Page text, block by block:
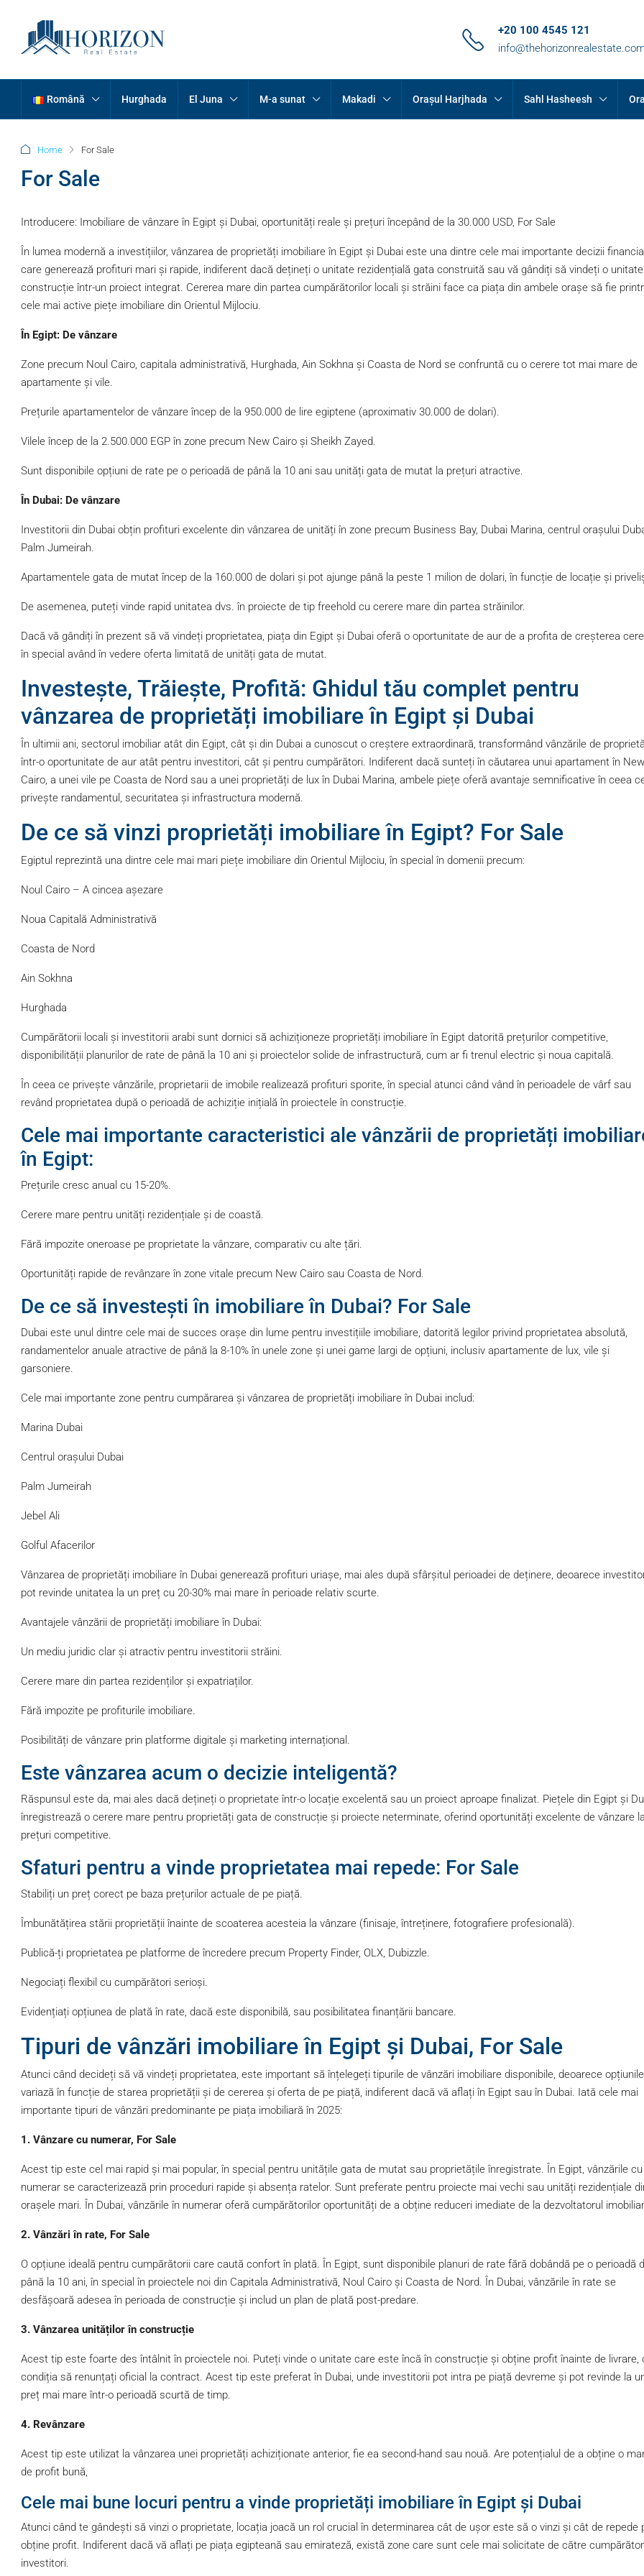
+20 100 4545 121
Română Hurghada El Juna M-a sunat Makadi Orașul Harjhada Sahl Hasheesh
Home For Sale
For Sale
Introducere: Imobiliare de vânzare în Egipt și Dubai, oportunități reale și prețuri începând de la 30.000 USD, For Sale
În lumea modernă a investițiilor, vânzarea de proprietăți imobiliare în Egipt și Dubai este una dintre cele mai importante decizii
care generează profituri mari și rapide, indiferent dacă dețineți o unitate rezidențială gata construită sau vă gândiți să vindeți o
construcție într-un proiect integrat. Cererea mare din partea cumpărătorilor locali și străini face ca piața din ambele orașe să fie
cele mai active piețe imobiliare din Orientul Mijlociu.
În Egipt: De vânzare
Zone precum Noul Cairo, capitala administrativă, Hurghada, Ain Sokhna și Coasta de Nord se confruntă cu o cerere tot mai mare de
apartamente și vile.
Prețurile apartamentelor de vânzare încep de la 950.000 de lire egiptene (aproximativ 30.000 de dolari).
Vilele încep de la 2.500.000 EGP în zone precum New Cairo și Sheikh Zayed.
Sunt disponibile opțiuni de rate pe o perioadă de până la 10 ani sau unități gata de mutat la prețuri atractive.
În Dubai: De vânzare
Investitorii din Dubai obțin profituri excelente din vânzarea de unități în zone precum Business Bay, Dubai Marina, centrul orașului
Palm Jumeirah.
Apartamentele gata de mutat încep de la 160.000 de dolari și pot ajunge până la peste 1 milion de dolari, în funcție de locație și
De asemenea, puteți vinde rapid unitatea dvs. în proiecte de tip freehold cu cerere mare din partea străinilor.
Dacă vă gândiți în prezent să vă vindeți proprietatea, piața din Egipt și Dubai oferă o oportunitate de aur de a profita de creșterea
în special având în vedere oferta limitată de unități gata de mutat.
Investește, Trăiește, Profită: Ghidul tău complet pentru
vânzarea de proprietăți imobiliare în Egipt și Dubai
În ultimii ani, sectorul imobiliar atât din Egipt, cât și din Dubai a cunoscut o creștere extraordinară, transformând vânzările de
într-o oportunitate de aur atât pentru investitori, cât și pentru cumpărători. Indiferent dacă sunteți în căutarea unui apartament în New
Cairo, a unei vile pe Coasta de Nord sau a unei proprietăți de lux în Dubai Marina, ambele piețe oferă avantaje semnificative în ceea
privește randamentul, securitatea și infrastructura modernă.
De ce să vinzi proprietăți imobiliare în Egipt? For Sale
Egiptul reprezintă una dintre cele mai mari piețe imobiliare din Orientul Mijlociu, în special în domenii precum:
Noul Cairo – A cincea așezare
Noua Capitală Administrativă
Coasta de Nord
Ain Sokhna
Hurghada
Cumpărătorii locali și investitorii arabi sunt dornici să achiziționeze proprietăți imobiliare în Egipt datorită prețurilor competitive,
disponibilității planurilor de rate de până la 10 ani și proiectelor solide de infrastructură, cum ar fi trenul electric și noua capitală.
În ceea ce privește vânzările, proprietarii de imobile realizează profituri sporite, în special atunci când vând în perioadele de vârf sau
revând proprietatea după o perioadă de achiziție inițială în proiectele în construcție.
Cele mai importante caracteristici ale vânzării de proprietăți
în Egipt:
Prețurile cresc anual cu 15-20%.
Cerere mare pentru unități rezidențiale și de coastă.
Fără impozite oneroase pe proprietate la vânzare, comparativ cu alte țări.
Oportunități rapide de revânzare în zone vitale precum New Cairo sau Coasta de Nord.
De ce să investești în imobiliare în Dubai? For Sale
Dubai este unul dintre cele mai de succes orașe din lume pentru investițiile imobiliare, datorită legilor privind proprietatea absolută,
randamentelor anuale atractive de până la 8-10% în unele zone și unei game largi de opțiuni, inclusiv apartamente de lux, vile și
garsoniere.
Cele mai importante zone pentru cumpărarea și vânzarea de proprietăți imobiliare în Dubai includ:
Marina Dubai
Centrul orașului Dubai
Palm Jumeirah
Jebel Ali
Golful Afacerilor
Vânzarea de proprietăți imobiliare în Dubai generează profituri uriașe, mai ales după sfârșitul perioadei de deținere, deoarece
pot revinde unitatea la un preț cu 20-30% mai mare în perioade relativ scurte.
Avantajele vânzării de proprietăți imobiliare în Dubai:
Un mediu juridic clar și atractiv pentru investitorii străini.
Cerere mare din partea rezidenților și expatriaților.
Fără impozite pe profiturile imobiliare.
Posibilități de vânzare prin platforme digitale și marketing internațional.
Este vânzarea acum o decizie inteligentă?
Răspunsul este da, mai ales dacă dețineți o proprietate într-o locație excelentă sau un proiect aproape finalizat. Piețele din Egipt și
înregistrează o cerere mare pentru proprietăți gata de construcție și proiecte neterminate, oferind oportunități excelente de vânzare
prețuri competitive.
Sfaturi pentru a vinde proprietatea mai repede: For Sale
Stabiliți un preț corect pe baza prețurilor actuale de pe piață.
Îmbunătățirea stării proprietății înainte de scoaterea acesteia la vânzare (finisaje, întreținere, fotografiere profesională).
Publică-ți proprietatea pe platforme de încredere precum Property Finder, OLX, Dubizzle.
Negociați flexibil cu cumpărători serioși.
Evidențiați opțiunea de plată în rate, dacă este disponibilă, sau posibilitatea finanțării bancare.
Tipuri de vânzări imobiliare în Egipt și Dubai, For Sale
Atunci când decideți să vă vindeți proprietatea, este important să înțelegeți tipurile de vânzări imobiliare disponibile, deoarece opțiunile
variază în funcție de starea proprietății și de cererea și oferta de pe piață, indiferent dacă vă aflați în Egipt sau în Dubai. Iată cele mai
importante tipuri de vânzări predominante pe piața imobiliară în 2025:
1. Vânzare cu numerar, For Sale
Acest tip este cel mai rapid și mai popular, în special pentru unitățile gata de mutat sau proprietățile înregistrate. În Egipt, vânzările cu
numerar se caracterizează prin proceduri rapide și absența ratelor. Sunt preferate pentru proiecte mai vechi sau unități rezidențiale
orașele mari. În Dubai, vânzările în numerar oferă cumpărătorilor oportunități de a obține reduceri imediate de la dezvoltatorul
2. Vânzări în rate, For Sale
O opțiune ideală pentru cumpărătorii care caută confort în plată. În Egipt, sunt disponibile planuri de rate fără dobândă pe o perioadă
până la 10 ani, în special în proiectele noi din Capitala Administrativă, Noul Cairo și Coasta de Nord. În Dubai, vânzările în rate se
desfășoară adesea în perioada de construcție și includ un plan de plată post-predare.
3. Vânzarea unităților în construcție
Acest tip este foarte des întâlnit în proiectele noi. Puteți vinde o unitate care este încă în construcție și obține profit înainte de livrare,
condiția să renunțați oficial la contract. Acest tip este preferat în Dubai, unde investitorii pot intra pe piață devreme și pot revinde la
preț mai mare într-o perioadă scurtă de timp.
4. Revânzare
Acest tip este utilizat la vânzarea unei proprietăți achiziționate anterior, fie ea second-hand sau nouă. Are potențialul de a obține o
de profit bună,
Cele mai bune locuri pentru a vinde proprietăți imobiliare în Egipt și Dubai
Atunci când te gândești să vinzi o proprietate, locația joacă un rol crucial în determinarea cât de ușor este să o vinzi și cât de repede
obține profit. Indiferent dacă vă aflați pe piața egipteană sau emirateză, există zone care sunt cele mai solicitate de către
investitori.